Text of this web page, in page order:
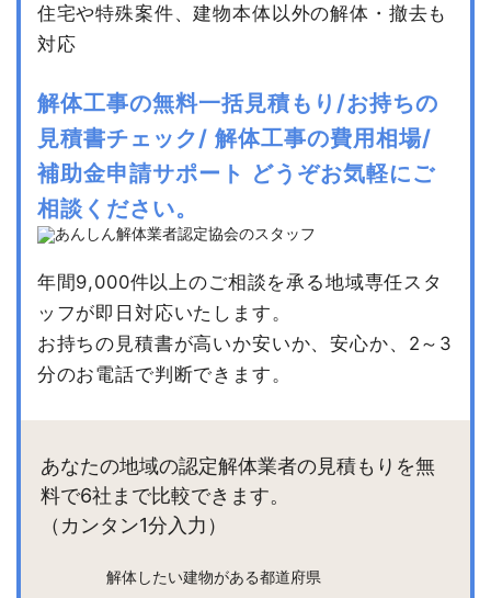
住宅や特殊案件、建物本体以外の解体・撤去も
対応
解体工事の無料一括見積もり/お持ちの
見積書チェック/ 解体工事の費用相場/
補助金申請サポート どうぞお気軽にご
相談ください。
年間9,000件以上のご相談を承る地域専任スタ
ッフが即日対応いたします。
お持ちの見積書が高いか安いか、安心か、2～3
分のお電話で判断できます。
あなたの地域の認定解体業者の見積もりを無
料で6社まで比較できます。
（カンタン1分入力）
解体したい建物がある都道府県